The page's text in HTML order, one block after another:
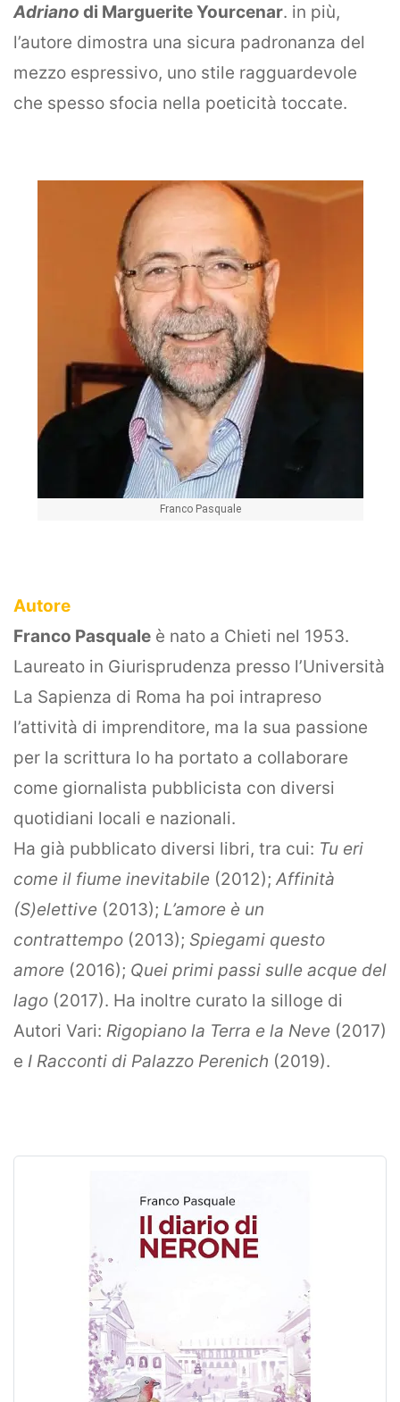
Adriano di Marguerite Yourcenar. in più,
l’autore dimostra una sicura padronanza del
mezzo espressivo, uno stile ragguardevole
che spesso sfocia nella poeticità toccate.
Franco Pasquale
Autore
Franco Pasquale è nato a Chieti nel 1953.
Laureato in Giurisprudenza presso l’Università
La Sapienza di Roma ha poi intrapreso
l’attività di imprenditore, ma la sua passione
per la scrittura lo ha portato a collaborare
come giornalista pubblicista con diversi
quotidiani locali e nazionali.
Ha già pubblicato diversi libri, tra cui: Tu eri
come il fiume inevitabile (2012); Affinità
(S)elettive (2013); L’amore è un
contrattempo (2013); Spiegami questo
amore (2016); Quei primi passi sulle acque del
lago (2017). Ha inoltre curato la silloge di
Autori Vari: Rigopiano la Terra e la Neve (2017)
e I Racconti di Palazzo Perenich (2019).